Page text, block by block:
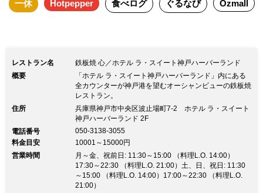
一休 Hotpepper 食べログ ぐるなび Ozmall
レストラン名
鉄板焼 心／ホテル ラ・スイート神戸ハーバーランド
概要
「ホテル ラ・スイート神戸ハーバーランド」内にある
全カウンターが神戸港を望むオーシャンビューの鉄板焼
レストラン。
住所
兵庫県神戸市中央区波止場町7-2 ホテル ラ・スイート
神戸ハーバーランド 2F
電話番号
050-3138-3055
料金目安
10001～15000円
営業時間
月～金、祝前日: 11:30～15:00 （料理L.O. 14:00）
17:30～22:30 （料理L.O. 21:00）土、日、祝日: 11:30
～15:00 （料理L.O. 14:00）17:00～22:30 （料理L.O.
21:00）